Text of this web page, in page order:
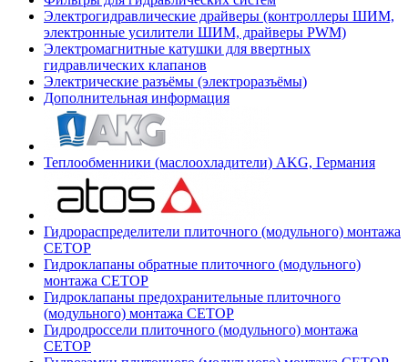
Электрогидравлические драйверы (контроллеры ШИМ,
электронные усилители ШИМ, драйверы PWM)
Электромагнитные катушки для ввертных
гидравлических клапанов
Электрические разъёмы (электроразъёмы)
Дополнительная информация
Теплообменники (маслоохладители) AKG, Германия
Гидрораспределители плиточного (модульного) монтажа
СЕТОР
Гидроклапаны обратные плиточного (модульного)
монтажа CETOP
Гидроклапаны предохранительные плиточного
(модульного) монтажа CETOP
Гидродроссели плиточного (модульного) монтажа
CETOP